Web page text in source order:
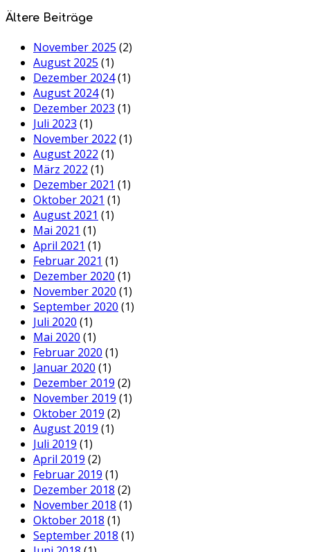
Ältere Beiträge
November 2025 (2)
August 2025 (1)
Dezember 2024(1)
August 2024(1)
Dezember 2023 (1)
Juli 2023 (1)
November 2022 (1)
August 2022 (1)
März 2022 (1)
Dezember 2021 (1)
Oktober 2021 (1)
August 2021 (1)
Mai 2021 (1)
April 2021 (1)
Februar 2021 (1)
Dezember 2020 (1)
November 2020 (1)
September 2020 (1)
Juli 2020 (1)
Mai 2020 (1)
Februar 2020 (1)
Januar 2020 (1)
Dezember 2019 (2)
November 2019 (1)
Oktober 2019 (2)
August 2019 (1)
Juli 2019 (1)
April 2019 (2)
Februar 2019 (1)
Dezember 2018 (2)
November 2018 (1)
Oktober 2018 (1)
September 2018 (1)